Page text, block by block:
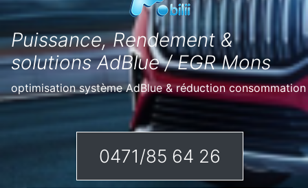
Puissance, Rendement &
solutions AdBlue / EGR Mons
optimisation système AdBlue & réduction consommation
0471/85 64 26